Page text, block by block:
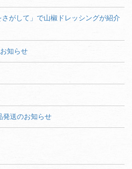
がして」で山椒ドレッシングが紹介
知らせ
発送のお知らせ